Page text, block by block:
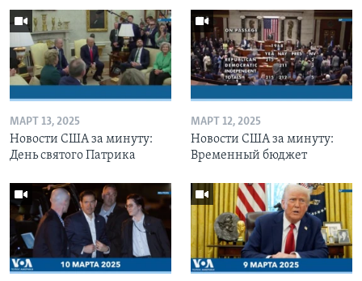
МАРТ 13, 2025
Новости США за минуту:
День святого Патрика
МАРТ 12, 2025
Новости США за минуту:
Временный бюджет